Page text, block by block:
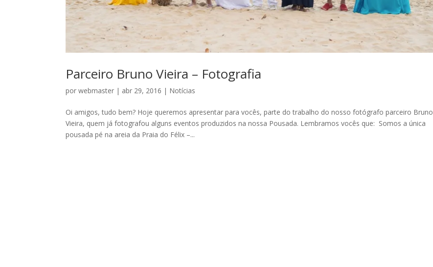
Parceiro Bruno Vieira – Fotografia
porwebmaster | abr 29, 2016 | Notícias
Oi amigos, tudo bem? Hoje queremos apresentar para vocês, parte do trabalho do nosso fotógrafo parceiro Bruno
Vieira, quem já fotografou alguns eventos produzidos na nossa Pousada. Lembramos vocês que: Somos a única
pousada pé na areia da Praia do Félix –...